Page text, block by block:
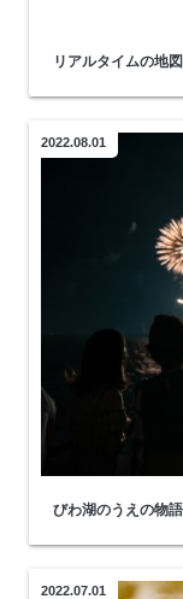
リアルタイムの地
2022.08.01
びわ湖のうえの物
2022.07.01